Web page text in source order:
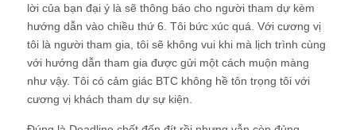
lời của bạn đại ý là sẽ thông báo cho người tham dự kèm
hướng dẫn vào chiều thứ 6. Tôi bức xúc quá. Với cương vị
tôi là người tham gia, tôi sẽ không vui khi mà lịch trình cùng
với hướng dẫn tham gia được gửi một cách muộn màng
như vậy. Tôi có cảm giác BTC không hề tôn trọng tôi với
cương vị khách tham dự sự kiện.